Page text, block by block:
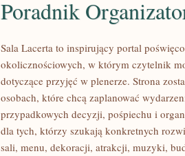
Poradnik
Sala Lacerta to inspirujący portal
okolicznościowych, w którym czytelnik
dotyczące przyjęć w plenerze. Strona
osobach, które chcą zaplanować
przypadkowych decyzji, pośpiechu i
dla tych, którzy szukają konkretnych
sali, menu, dekoracji, atrakcji, muzyki,